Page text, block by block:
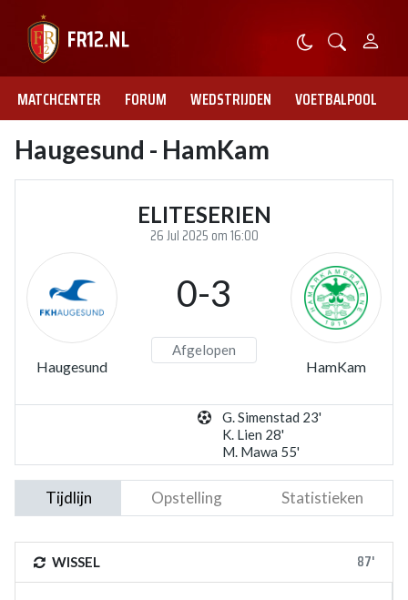
MATCHCENTER FORUM WEDSTRIJDEN VOETBALPOOL
Haugesund - HamKam
ELITESERIEN
26 Jul 2025 om 16:00
Haugesund
0-3
Afgelopen
HamKam
G. Simenstad 23'
K. Lien 28'
M. Mawa 55'
Tijdlijn Opstelling Statistieken
WISSEL 87'